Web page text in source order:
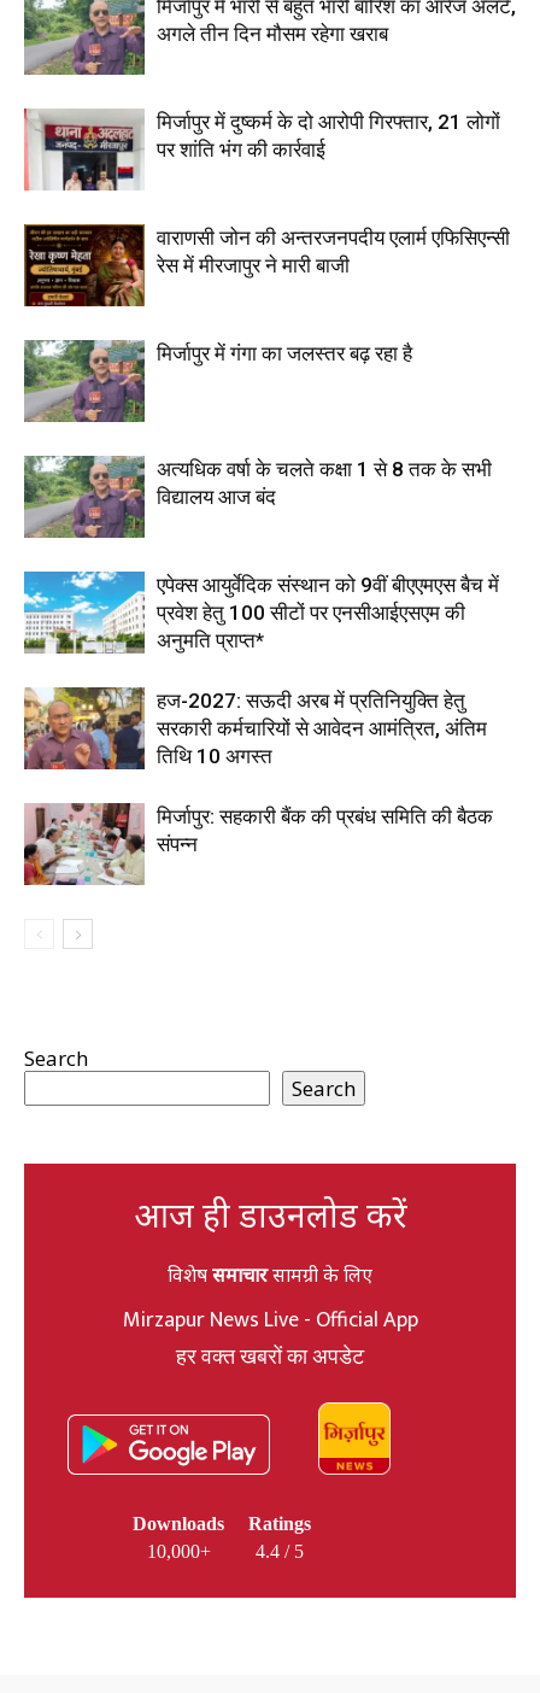
मिर्जापुर में भारी से बहुत भारी बारिश का ऑरेंज अलर्ट,
अगले तीन दिन मौसम रहेगा खराब
मिर्जापुर में दुष्कर्म के दो आरोपी गिरफ्तार, 21 लोगों
पर शांति भंग की कार्रवाई
वाराणसी जोन की अन्तरजनपदीय एलार्म एफिसिएन्सी
रेस में मीरजापुर ने मारी बाजी
मिर्जापुर में गंगा का जलस्तर बढ़ रहा है
अत्यधिक वर्षा के चलते कक्षा 1 से 8 तक के सभी
विद्यालय आज बंद
एपेक्स आयुर्वेदिक संस्थान को 9वीं बीएएमएस बैच में
प्रवेश हेतु 100 सीटों पर एनसीआईएसएम की
अनुमति प्राप्त*
हज-2027: सऊदी अरब में प्रतिनियुक्ति हेतु
सरकारी कर्मचारियों से आवेदन आमंत्रित, अंतिम
तिथि 10 अगस्त
मिर्जापुर: सहकारी बैंक की प्रबंध समिति की बैठक
संपन्न
Search
Search
आज ही डाउनलोड करें
विशेषसमाचारसामग्री के लिए
Mirzapur News Live - Official App
हर वक्त खबरों का अपडेट
Downloads
10,000+
Ratings
4.4 / 5